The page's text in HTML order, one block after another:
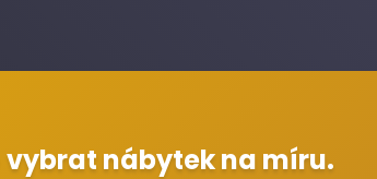
vybrat nábytek na míru.